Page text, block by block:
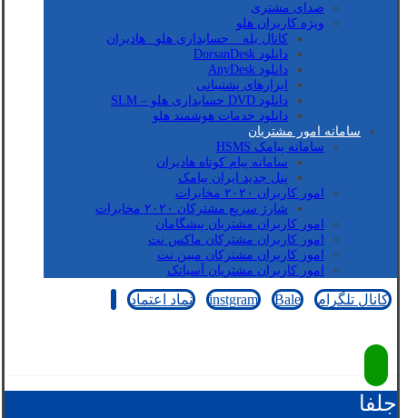
صدای مشتری
ویژه کاربران هلو
کانال بله _ حسابداری هلو_ هادیران
دانلود DorsanDesk
دانلود AnyDesk
ابزارهای پشتیبانی
دانلود DVD حسابداری هلو – SLM
دانلود خدمات هوشمند هلو
سامانه امور مشتریان
سامانه پیامک HSMS
سامانه پیام کوتاه هادیران
پنل جدید ایران پیامک
امور کاربران ۲۰۲۰ مخابرات
شارژ سریع مشترکان ۲۰۲۰ مخابرات
امور کاربران مشتریان پیشگامان
امور کاربران مشترکان ماکس نت
امور کاربران مشترکان مبین نت
امور کاربران مشتریان آسیاتک
کانال تلگرام instgram Bale نماد اعتماد
جلفا